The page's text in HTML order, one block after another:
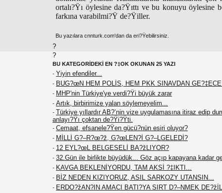
ortalı?Ÿı öylesine da?Ÿıttı ve bu konuyu öylesine
farkına varabilmi?Ÿ de?Ÿiller.
Bu yazılara cnnturk.com'dan da eri?Ÿebilirsiniz.
?
?
BU KATEGORİDEKİ EN ?‡OK OKUNAN 25 YAZI
- Yiyin efendiler...
- BUG?œN HEM POLİS, HEM PKK SINAVDAN
- MHP'nin Türkiye'ye verdi?Ÿi büyük zarar
- Artık, birbirimize yalan söylemeyelim...
- Türkiye yıllardır AB?’nin vize uygulamasına itiraz edip
anlayı?Ÿı çoktan de?Ÿi?Ÿti.
- Cemaat, efsanele?Ÿen gücü?nün esiri oluyor?
- MİLLİ G?–R?œ?ž, G?œLEN?İ G?–LGELEDİ?
- 12 EYL?œL BELGESELİ BA?žLIYOR?
- 32.Gün ile birlikte büyüdük... Göz açıp kapayana kadar
- KAVGA BEKLENİYORDU, TAM AKSİ ?‡IKTI...
- BİZ NEDEN KIZIYORUZ, ASIL SARKOZY UTANSIN...
- ERDO?žAN?IN AMACI BATI?YA SIRT D?–NMEK